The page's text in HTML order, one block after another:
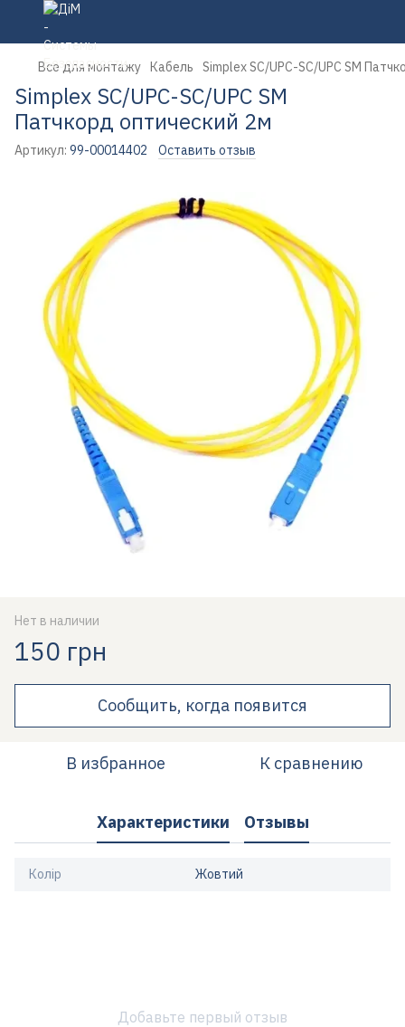
Все для монтажу Кабель Simplex SC/UPC-SC/UPC SM
Simplex SC/UPC-SC/UPC SM
Патчкорд оптический 2м
Артикул: 99-00014402 Оставить отзыв
Нет в наличии
150 грн
Сообщить, когда появится
В избранное К сравнению
Характеристики Отзывы
Колір Жовтий
Добавьте первый отзыв